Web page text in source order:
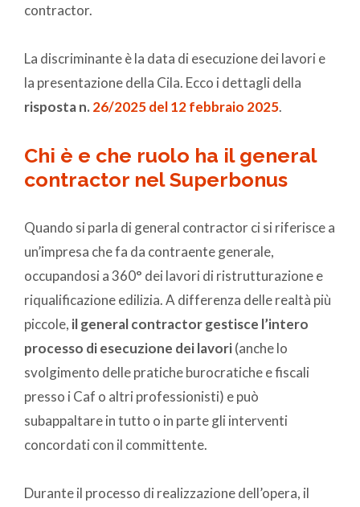
contractor.
La discriminante è la data di esecuzione dei lavori e
la presentazione della Cila. Ecco i dettagli della
risposta n. 26/2025 del 12 febbraio 2025.
Chi è e che ruolo ha il general
contractor nel Superbonus
Quando si parla di general contractor ci si riferisce a
un’impresa che fa da contraente generale,
occupandosi a 360° dei lavori di ristrutturazione e
riqualificazione edilizia. A differenza delle realtà più
piccole, il general contractor gestisce l’intero
processo di esecuzione dei lavori(anche lo
svolgimento delle pratiche burocratiche e fiscali
presso i Caf o altri professionisti) e può
subappaltare in tutto o in parte gli interventi
concordati con il committente.
Durante il processo di realizzazione dell’opera, il